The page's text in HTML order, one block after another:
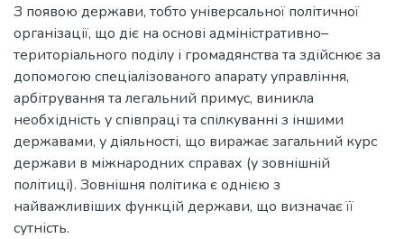
З появою держави, тобто універсальної політичної
організації, що діє на основі адміністративно–
територіального поділу і громадянства та здійснює за
допомогою спеціалізованого апарату управління,
арбітрування та легальний примус, виникла
необхідність у співпраці та спілкуванні з іншими
державами, у діяльності, що виражає загальний курс
держави в міжнародних справах (у зовнішній
політиці). Зовнішня політика є однією з
найважливіших функцій держави, що визначає її
сутність.